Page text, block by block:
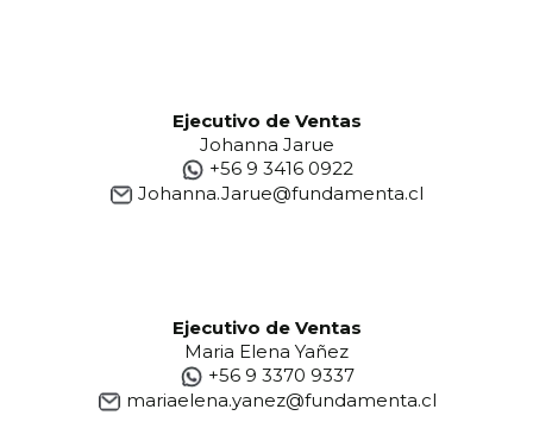
Ejecutivo de Ventas
Johanna Jarue
+56 9 3416 0922
Johanna.Jarue@fundamenta.cl
Ejecutivo de Ventas
Maria Elena Yañez
+56 9 3370 9337
mariaelena.yanez@fundamenta.cl